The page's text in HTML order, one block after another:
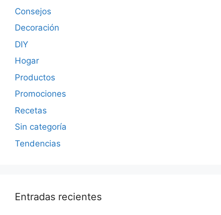
Consejos
Decoración
DIY
Hogar
Productos
Promociones
Recetas
Sin categoría
Tendencias
Entradas recientes